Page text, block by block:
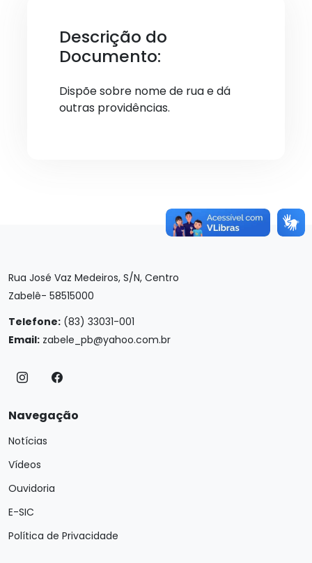
Descrição do
Documento:
Dispõe sobre nome de rua e dá
outras providências.
Rua José Vaz Medeiros, S/N, Centro
Zabelê- 58515000
Telefone: (83) 33031-001
Email: zabele_pb@yahoo.com.br
Navegação
Notícias
Vídeos
Ouvidoria
E-SIC
Política de Privacidade